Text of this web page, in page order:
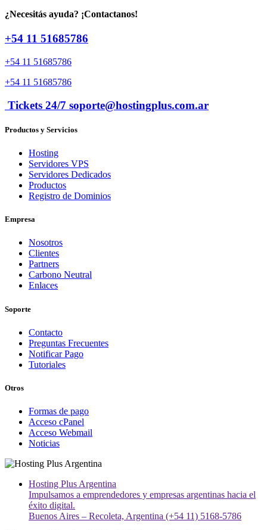
¿Necesitás ayuda? ¡Contactanos!
+54 11 51685786
+54 11 51685786
+54 11 51685786
Tickets 24/7 soporte@hostingplus.com.ar
Productos y Servicios
Hosting
Servidores VPS
Servidores Dedicados
Productos
Registro de Dominios
Empresa
Nosotros
Clientes
Partners
Carbono Neutral
Enlaces
Soporte
Contacto
Preguntas Frecuentes
Notificar Pago
Tutoriales
Otros
Formas de pago
Acceso cPanel
Acceso Webmail
Noticias
Hosting Plus Argentina
Impulsamos a emprendedores y empresas argentinas hacia el
éxito digital.
Buenos Aires – Recoleta, Argentina (+54 11) 5168-5786